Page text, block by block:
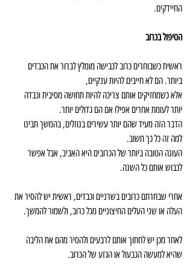
החיידקים.
הטיפול בכרוב
ראשית כשבוחרים כרוב לכבישה מומלץ לברור את הכבדים
ביותר. הם לא חייבים להיות ענקיים,
אלא כשמחזיקים אותם צריכה להיות תחושה מסיבית וכבדה
יותר לעומת אחרים אפילו אם הם גדולים יותר.
הדבר הזה מעיד שהם יותר עשירים בנוזלים, בהמשך תבינו
למה זה כל כך חשוב.
העונה הטובה ביותר של הכרובים היא האביב, אבל אפשר
לכבוש אותם כל השנה.
אחרי שבחרתם כרובים בשרניים וכבדים, ראשית יש להסיר את
העלה או שני העלים החיצוניים מכל כרוב, ולשמור להמשך.
לאחר מכן יש לחתוך אותם לרבעים ולהסיר מהם את הליבה
שהיא למעשה הגבעול או הגזע של הכרוב.